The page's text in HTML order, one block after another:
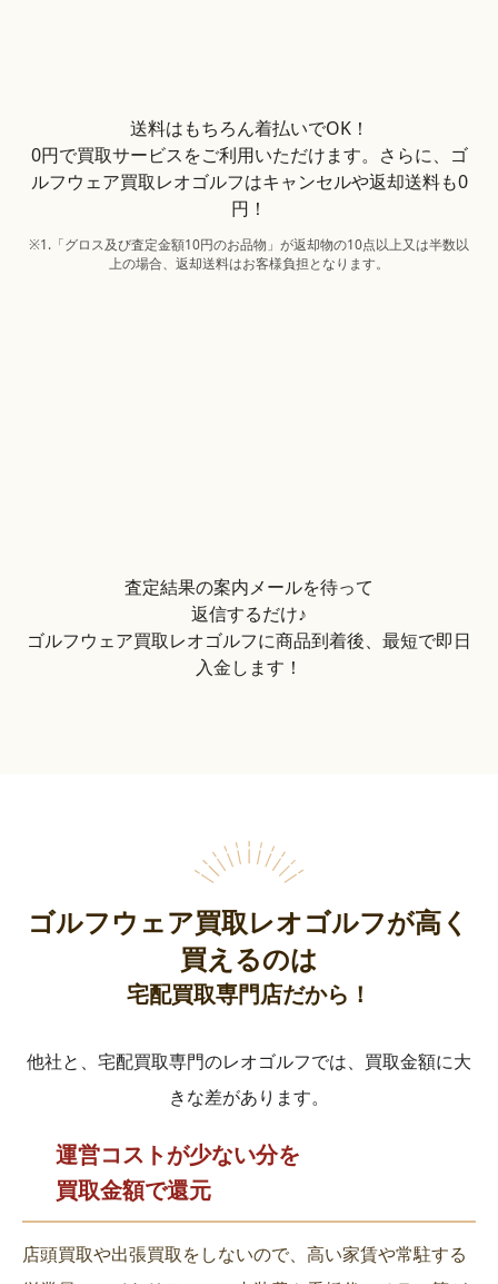
送料はもちろん着払いでOK！
0円で買取サービスをご利用いただけます。さらに、ゴ
ルフウェア買取レオゴルフはキャンセルや返却送料も0
円！
※1.「グロス及び査定金額10円のお品物」が返却物の10点以上又は半数以
上の場合、返却送料はお客様負担となります。
査定結果の案内メールを待って
返信するだけ♪
ゴルフウェア買取レオゴルフに商品到着後、最短で即日
入金します！
ゴルフウェア買取レオゴルフが高く
買えるのは
宅配買取専門店だから！
他社と、宅配買取専門のレオゴルフでは、買取金額に大
きな差があります。
運営コストが少ない分を
買取金額で還元
店頭買取や出張買取をしないので、高い家賃や常駐する